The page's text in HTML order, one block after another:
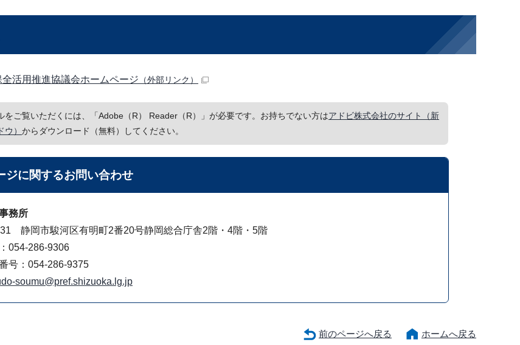
活用推進協議会ホームページ （外部リンク）
をご覧いただくには、「Adobe（R） Reader（R）」が必要です。お持ちでない方はアドビ株式会社のサイト（新
） からダウンロード（無料）してください。
ジに関するお問い合わせ
務所
静岡市駿河区有明町2番20号静岡総合庁舎2階・4階・5階
054-286-9306
号：054-286-9375
soumu@pref.shizuoka.lg.jp
前のページへ戻る ホームへ戻る